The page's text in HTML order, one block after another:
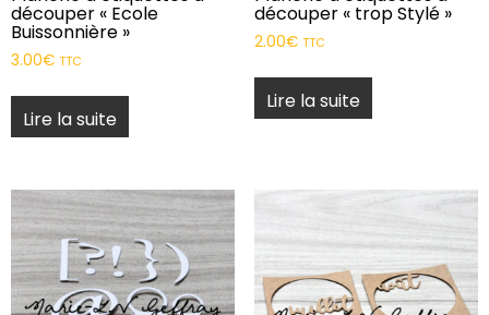
découper « Ecole
Buissonnière »
3.00€ TTC
Lire la suite
découper « trop Stylé »
2.00€ TTC
Lire la suite